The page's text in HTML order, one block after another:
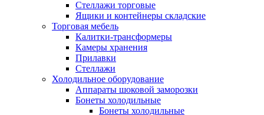
Стеллажи торговые
Ящики и контейнеры складские
Торговая мебель
Калитки-трансформеры
Камеры хранения
Прилавки
Стеллажи
Холодильное оборудование
Аппараты шоковой заморозки
Бонеты холодильные
Бонеты холодильные